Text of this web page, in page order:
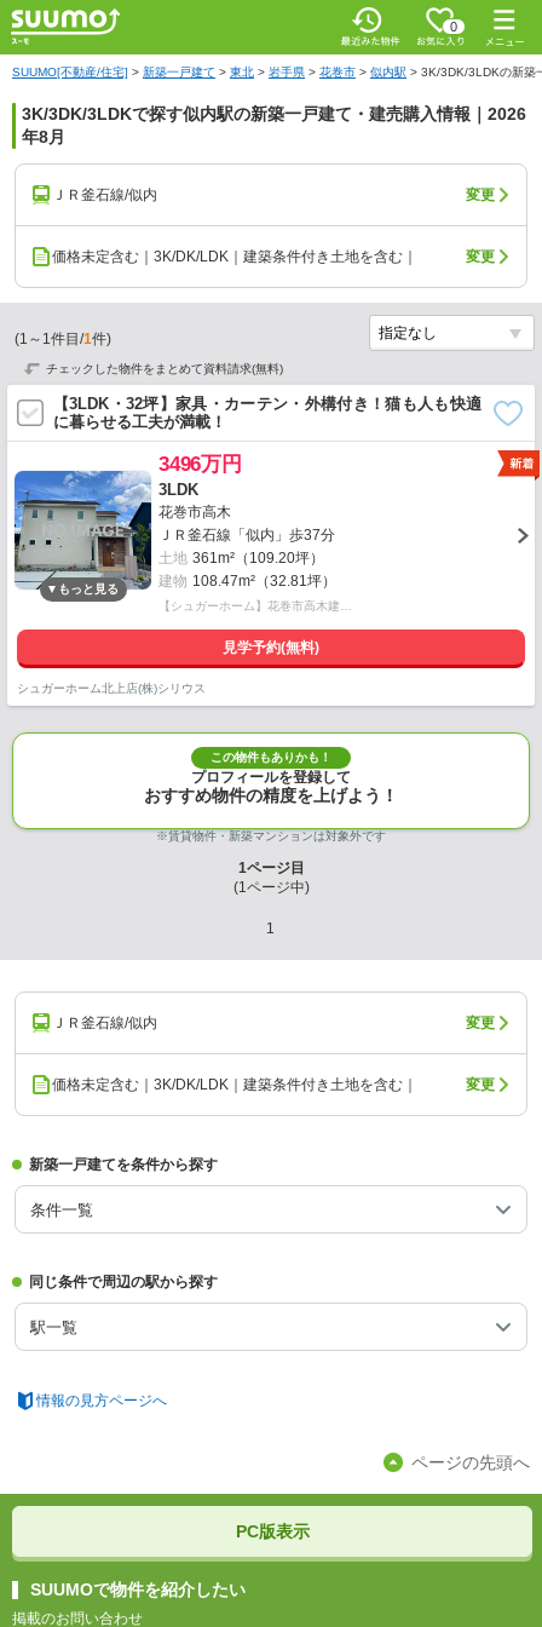
0
SUUMO[不動産/住宅] > 新築一戸建て > 東北 > 岩手県 > 花巻市 > 似内駅 > 3K/3DK/3LDKの新築
3K/3DK/3LDKで探す似内駅の新築一戸建て・建売購入情報｜2026
年8月
ＪＲ釜石線/似内 変更
価格未定含む｜3K/DK/LDK｜建築条件付き土地を含む｜ 変更
(1 ～ 1件目/1件)
チェックした物件をまとめて資料請求(無料)
【3LDK・32坪】家具・カーテン・外構付き！猫も人も快適
に暮らせる工夫が満載！
3496万円
3LDK
花巻市高木
ＪＲ釜石線「似内」歩37分
土地 361m²（109.20坪）
建物 108.47m²（32.81坪）
【シュガーホーム】花巻市高木建…
見学予約(無料)
シュガーホーム北上店(株)シリウス
この物件もありかも！
プロフィールを登録して
おすすめ物件の精度を上げよう！
※賃貸物件・新築マンションは対象外です
1ページ目
(1ページ中)
1
ＪＲ釜石線/似内 変更
価格未定含む｜3K/DK/LDK｜建築条件付き土地を含む｜ 変更
新築一戸建てを条件から探す
条件一覧
同じ条件で周辺の駅から探す
駅一覧
情報の見方ページへ
ページの先頭へ
PC版表示
SUUMOで物件を紹介したい
掲載のお問い合わせ